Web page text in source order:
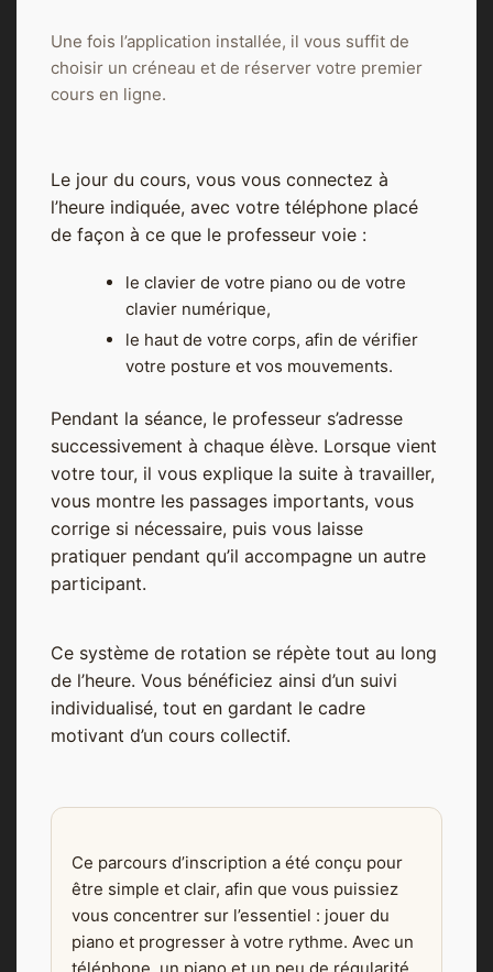
Une fois l’application installée, il vous suffit de
choisir un créneau et de réserver votre premier
cours en ligne.
Le jour du cours, vous vous connectez à
l’heure indiquée, avec votre téléphone placé
de façon à ce que le professeur voie :
le clavier de votre piano ou de votre
clavier numérique,
le haut de votre corps, afin de vérifier
votre posture et vos mouvements.
Pendant la séance, le professeur s’adresse
successivement à chaque élève. Lorsque vient
votre tour, il vous explique la suite à travailler,
vous montre les passages importants, vous
corrige si nécessaire, puis vous laisse
pratiquer pendant qu’il accompagne un autre
participant.
Ce système de rotation se répète tout au long
de l’heure. Vous bénéficiez ainsi d’un suivi
individualisé, tout en gardant le cadre
motivant d’un cours collectif.
Ce parcours d’inscription a été conçu pour
être simple et clair, afin que vous puissiez
vous concentrer sur l’essentiel : jouer du
piano et progresser à votre rythme. Avec un
téléphone, un piano et un peu de régularité,